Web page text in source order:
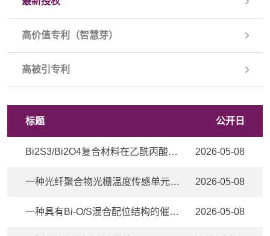
标题 公开日
Bi2S3/Bi2O4复合材料在乙酰丙酸催化加氢合成γ-戊内酯中的应用 2026-05-08
一种光纤聚合物光栅温度传感单元制备方法及传感器系统 2026-05-08
一种具有Bi-O/S混合配位结构的催化剂及其应用 2026-05-08
高价值专利（智慧芽）
高被引专利